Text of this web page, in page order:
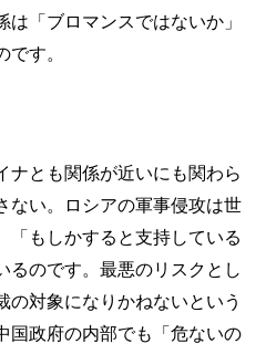
「ブロマンスではないか」
す。
ナとも関係が近いにも関わら
ない。ロシアの軍事侵攻は世
「もしかすると支持している
るのです。最悪のリスクとし
の対象になりかねないという
国政府の内部でも「危ないの